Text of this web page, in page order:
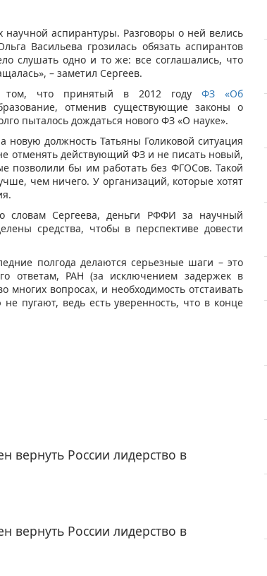
аспирантуры. Разговоры о ней велись
Васильева грозилась обязать аспирантов
слушать одно и то же: все соглашались, что
– заметил Сергеев.
том, что принятый в 2012 году ФЗ «Об
отменив существующие законы о
пыталось дождаться нового ФЗ «О науке».
новую должность Татьяны Голиковой ситуация
отменять действующий ФЗ и не писать новый,
позволили бы им работать без ФГОСов. Такой
чем ничего. У организаций, которые хотят
словам Сергеева, деньги РФФИ за научный
средства, чтобы в перспективе довести
полгода делаются серьезные шаги – это
ответам, РАН (за исключением задержек в
многих вопросах, и необходимость отстаивать
пугают, ведь есть уверенность, что в конце
вернуть России лидерство в
вернуть России лидерство в